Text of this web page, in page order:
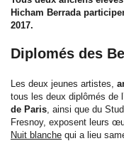
Hicham Berrada
2017.
Diplomés des
Les deux jeunes artistes,
tous les deux diplômés de
de Paris, ainsi que du
Fresnoy, exposent leurs
Nuit blanche qui a lieu